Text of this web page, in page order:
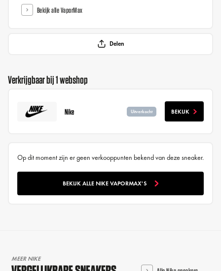
Bekijk alle VaporMax
Delen
Verkrijgbaar bij 1 webshop
Nike Uitverkocht BEKIJK
Op dit moment zijn er geen verkooppunten bekend van deze sneaker.
BEKIJK ALLE NIKE VAPORMAX'S
MEER NIKE